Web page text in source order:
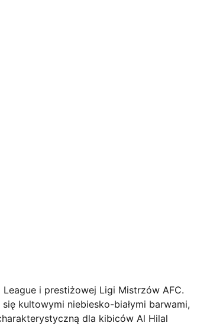
i prestiżowej Ligi Mistrzów AFC.
kultowymi niebiesko-białymi barwami,
dla kibiców Al Hilal